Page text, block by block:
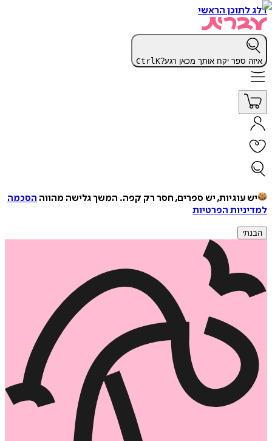
דלג לתוכן הראשי
איזה ספר יקח אותך מכאן רגע? CtrlK
יש עוגיות, יש ספרים, חסר רק קפה. המשך גלישה מהווה הסכמה
למדיניות הפרטיות
הבנתי